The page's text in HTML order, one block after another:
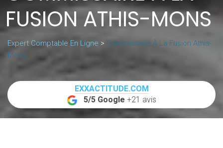
FUSION ATHIS-MONS
Expert Comptable En Ligne > Commissaire À La Fusion Athis-
Mons
EXXACTITUDE.COM
5/5 Google +21 avis